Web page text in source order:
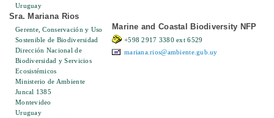
Uruguay
Sra. Mariana Rios
Gerente, Conservación y Uso
Sostenible de Biodiversidad
Dirección Nacional de
Biodiversidad y Servicios
Ecosistémicos
Ministerio de Ambiente
Juncal 1385
Montevideo
Uruguay
Marine and Coastal Biodiversity NFP
+598 2917 3380 ext 6529
mariana.rios@ambiente.gub.uy